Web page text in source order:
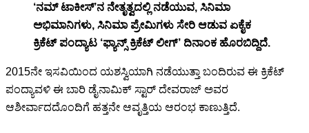
‘ನಮ್ ಟಾಕೀಸ್’ನ ನೇತೃತ್ವದಲ್ಲಿ ನಡೆಯುವ, ಸಿನಿಮಾ
ಅಭಿಮಾನಿಗಳು, ಸಿನಿಮಾ ಪ್ರೇಮಿಗಳು ಸೇರಿ ಆಡುವ ಏಕೈಕ
ಕ್ರಿಕೆಟ್ ಪಂದ್ಯಾಟ ‘ಫ್ಯಾನ್ಸ್ ಕ್ರಿಕೆಟ್ ಲೀಗ್’ ದಿನಾಂಕ ಹೊರಬಿದ್ದಿದೆ.
2015ನೇ ಇಸವಿಯಿಂದ ಯಶಸ್ವಿಯಾಗಿ ನಡೆಯುತ್ತಾ ಬಂದಿರುವ ಈ ಕ್ರಿಕೆಟ್
ಪಂದ್ಯಾವಳಿ ಈ ಬಾರಿ ಡೈನಾಮಿಕ್ ಸ್ಟಾರ್ ದೇವರಾಜ್ ಅವರ
ಆಶೀರ್ವಾದದೊಂದಿಗೆ ಹತ್ತನೇ ಆವೃತ್ತಿಯ ಆರಂಭ ಕಾಣುತ್ತಿದೆ.